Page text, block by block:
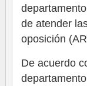
de atender
oposición
De acuerdo